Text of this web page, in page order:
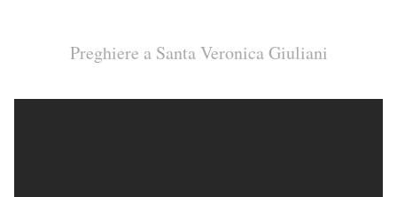
Preghiere a Santa Veronica Giuliani